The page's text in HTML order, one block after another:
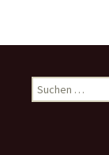
Suche
nach: